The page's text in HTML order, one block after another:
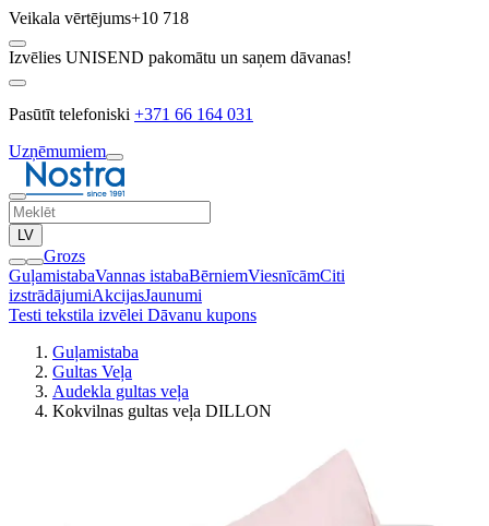
Veikala vērtējums+10 718
Izvēlies UNISEND pakomātu un saņem dāvanas!
Pasūtīt telefoniski +371 66 164 031
Uzņēmumiem
LV
Grozs
GuļamistabaVannas istabaBērniemViesnīcāmCiti
izstrādājumiAkcijasJaunumi
Testi tekstila izvēlei Dāvanu kupons
Guļamistaba
Gultas Veļa
Audekla gultas veļa
Kokvilnas gultas veļa DILLON